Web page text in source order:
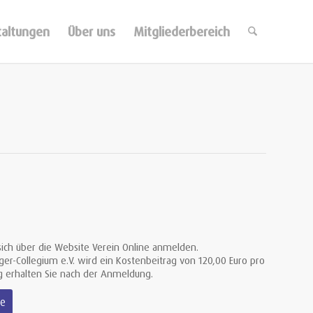
Über uns Mitgliederbereich
über die Website Verein Online anmelden.
Collegium e.V. wird ein Kostenbeitrag von 120,00 Euro pro
erhalten Sie nach der Anmeldung.